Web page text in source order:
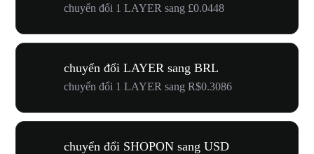
chuyển đổi 1 LAYER sang £0.0448
chuyển đổi LAYER sang BRL
chuyển đổi 1 LAYER sang R$0.3086
chuyển đổi SHOPON sang USD